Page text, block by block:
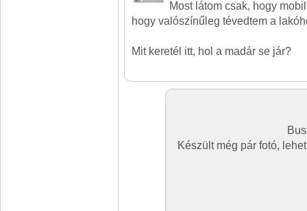
Most látom csak, hogy
hogy valószínűleg tévedtem a
Mit keretél itt, hol a madár se jár?
Készült még pár fotó,